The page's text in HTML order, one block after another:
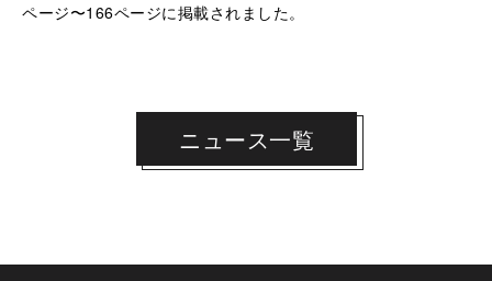
ページ〜166ページに掲載されました。
ニュース一覧